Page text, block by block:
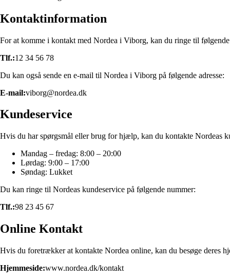
Kontaktinformation
For at komme i kontakt med Nordea i Viborg, kan du ringe til
Tlf.:12 34 56 78
Du kan også sende en e-mail til Nordea i Viborg på følgende adresse:
E-mail:viborg@nordea.dk
Kundeservice
Hvis du har spørgsmål eller brug for hjælp, kan du kontakte Nordeas
Mandag – fredag: 8:00 – 20:00
Lørdag: 9:00 – 17:00
Søndag: Lukket
Du kan ringe til Nordeas kundeservice på følgende nummer:
Tlf.:98 23 45 67
Online Kontakt
Hvis du foretrækker at kontakte Nordea online, kan du besøge deres
Hjemmeside:www.nordea.dk/kontakt